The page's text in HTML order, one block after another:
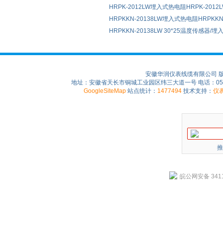
HRPK-2012LW埋入式热电阻HRPK-
HRPKKN-20138LW埋入式热电阻
HRPKKN-20138LW 30*25温度传感器/埋
安徽华润仪表线缆有限公司
地址：安徽省天长市铜城工业园区纬三大道一号 电话：
GoogleSiteMap 站点统计： 1477494 技术支持： 仪
皖公网安备